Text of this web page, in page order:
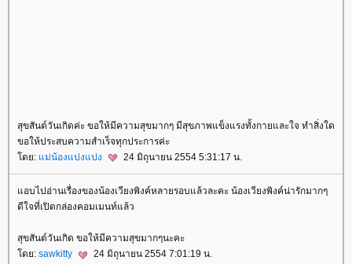
สุขสันต์วันเกิดค่ะ ขอให้มีความสุขมากๆ มีสุขภาพแข็งแรงทั้งกายและใจ ทำสิ่งใด
ขอให้ประสบความสำเร็จทุกประการค่ะ
ดย: ม่น้องแปงแปง 24 มิถุนายน 2554 5:31:17 น.
อบไปอ่านเรื่องของน้องเวียงพิงค์หลายรอบแล้วละคะ น้องเวียงพิงค์น่ารักมากๆ
ดีใจที่เปิดกล่องคอมเมนท์แล้ว
สุขสันต์วันเกิด ขอให้มีความสุขมากๆนะคะ
ดย: sawkitty 24 มิถุนายน 2554 7:01:19 น.